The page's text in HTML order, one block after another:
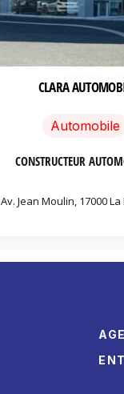
CLARA
Automobile
CONSTRUCTEUR
Av. Jean Moulin, 17000